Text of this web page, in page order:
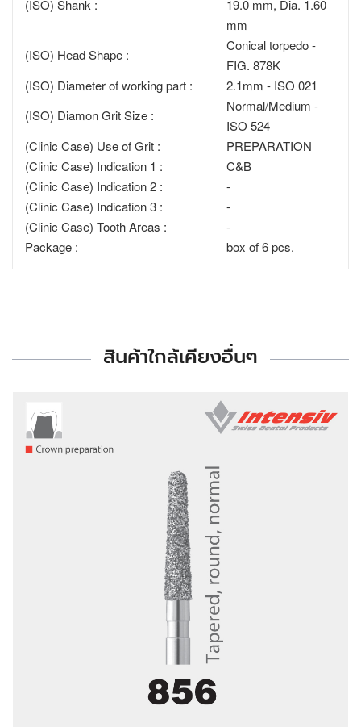
(ISO) Shank :
19.0 mm, Dia. 1.60
mm
(ISO) Head Shape :
Conical torpedo -
FIG. 878K
(ISO) Diameter of working part :
2.1mm - ISO 021
(ISO) Diamon Grit Size :
Normal/Medium -
ISO 524
(Clinic Case) Use of Grit :
PREPARATION
(Clinic Case) Indication 1 :
C&B
(Clinic Case) Indication 2 :
-
(Clinic Case) Indication 3 :
-
(Clinic Case) Tooth Areas :
-
Package :
box of 6 pcs.
สินค้าใกล้เคียงอื่นๆ